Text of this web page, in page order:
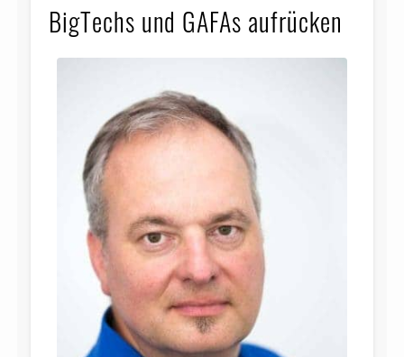
BigTechs und GAFAs aufrücken